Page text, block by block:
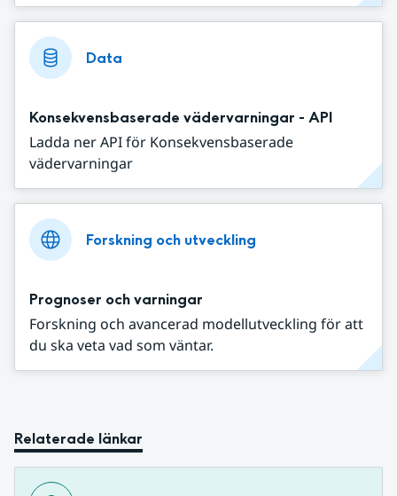
Data
Konsekvensbaserade vädervarningar - API
Ladda ner API för Konsekvensbaserade
vädervarningar
Forskning och utveckling
Prognoser och varningar
Forskning och avancerad modellutveckling för att
du ska veta vad som väntar.
Relaterade länkar